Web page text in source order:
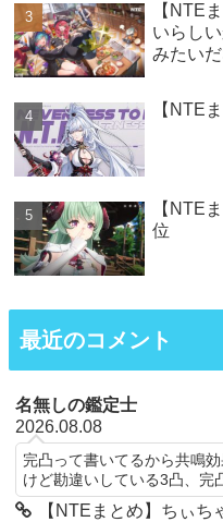
【NTE
いらし
みたい
【NTE
【NTE
位
最近のコメント
名無しの鑑定士
2026.08.08
完凸って書いてるから共鳴
けど勘違いしている3凸、完
【NTEまとめ】ちぃ